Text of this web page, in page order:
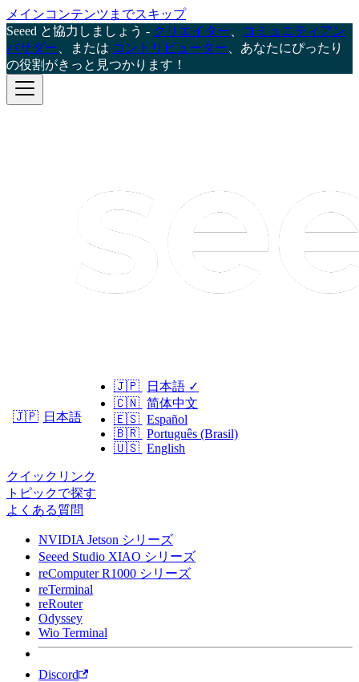
メインコンテンツまでスキップ
Seeed と協力しましょう - クリエイター
コミュニティアン
バサダー 、または コントリビューター 、あなたにぴったり
の役割がきっと見つかります！
🇯🇵 日本語
🇯🇵 日本語 ✓
🇨🇳 简体中文
🇪🇸 Español
🇧🇷 Português (Brasil)
🇺🇸 English
クイックリンク
トピックで探す
よくある質問
NVIDIA Jetson シリーズ
Seeed Studio XIAO シリーズ
reComputer R1000 シリーズ
reTerminal
reRouter
Odyssey
Wio Terminal
Discord